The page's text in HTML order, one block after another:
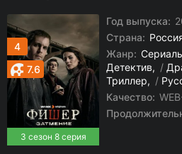
4
3 сезон 8 серия
7.6
Год выпуска:
Страна:
Жанр:
Детектив
/
Триллер
/
Качество: